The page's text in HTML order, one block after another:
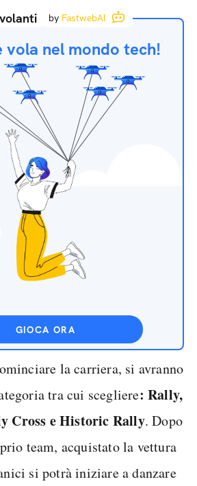
by FastwebAI
vola nel mondo tech!
GIOCA ORA
la carriera, si avranno
tra cui scegliere: Rally,
Cross e Historic Rally. Dopo
team, acquistato la vettura
si potrà iniziare a danzare